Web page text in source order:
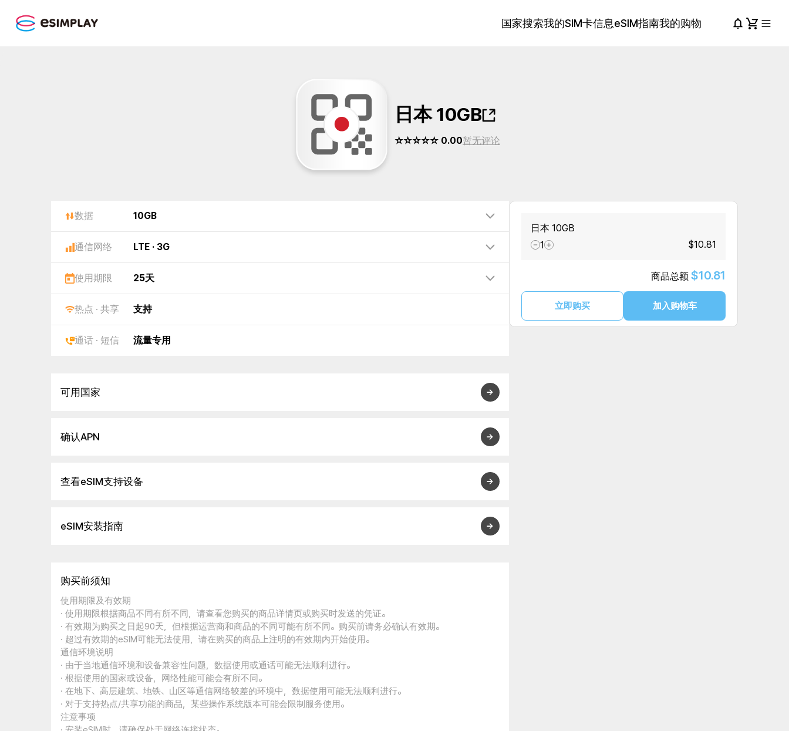
国家搜索我的SIM卡信息eSIM指南我的购物
日本 10GB
☆☆☆☆☆ 0.00暂无评论
数据 10GB
通信网络 LTE · 3G
使用期限 25天
热点 · 共享 支持
通话 · 短信 流量专用
可用国家
确认APN
查看eSIM支持设备
eSIM安装指南
购买前须知
使用期限及有效期
· 使用期限根据商品不同有所不同，请查看您购买的商品详情页或购买时发送的凭证。
· 有效期为购买之日起90天，但根据运营商和商品的不同可能有所不同。购买前请务必确认有效期。
· 超过有效期的eSIM可能无法使用，请在购买的商品上注明的有效期内开始使用。
通信环境说明
· 由于当地通信环境和设备兼容性问题，数据使用或通话可能无法顺利进行。
· 根据使用的国家或设备，网络性能可能会有所不同。
· 在地下、高层建筑、地铁、山区等通信网络较差的环境中，数据使用可能无法顺利进行。
· 对于支持热点/共享功能的商品，某些操作系统版本可能会限制服务使用。
注意事项
日本 10GB
1
$10.81
商品总额 $10.81
立即购买 加入购物车